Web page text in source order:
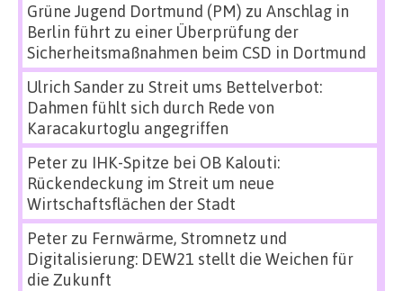
Grüne Jugend Dortmund (PM) zu Anschlag in
Berlin führt zu einer Überprüfung der
Sicherheitsmaßnahmen beim CSD in Dortmund
Ulrich Sanderzu Streit ums Bettelverbot:
Dahmen fühlt sich durch Rede von
Karacakurtoglu angegriffen
Peterzu IHK-Spitze bei OB Kalouti:
Rückendeckung im Streit um neue
Wirtschaftsflächen der Stadt
Peterzu Fernwärme, Stromnetz und
Digitalisierung: DEW21 stellt die Weichen für
die Zukunft